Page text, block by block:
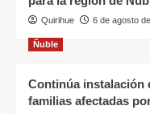
Quirihue 6 de agosto
Ñuble
Continúa instalación
familias afectadas